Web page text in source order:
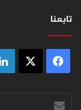
تابعنا
فيسبوك
أدخل